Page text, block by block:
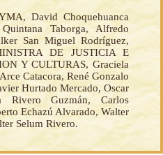
David Choquehuanca
Taborga, Alfredo
San Miguel Rodríguez,
DE JUSTICIA E
Y CULTURAS, Graciela
Catacora, René Gonzalo
Hurtado Mercado, Oscar
Rivero Guzmán, Carlos
Echazú Alvarado, Walter
Selum Rivero.